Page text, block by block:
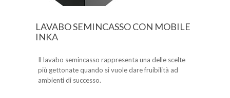
LAVABO SEMINCASSO CON MOBILE
INKA
Il lavabo semincasso rappresenta una delle scelte
più gettonate quando si vuole dare fruibilità ad
ambienti di successo.